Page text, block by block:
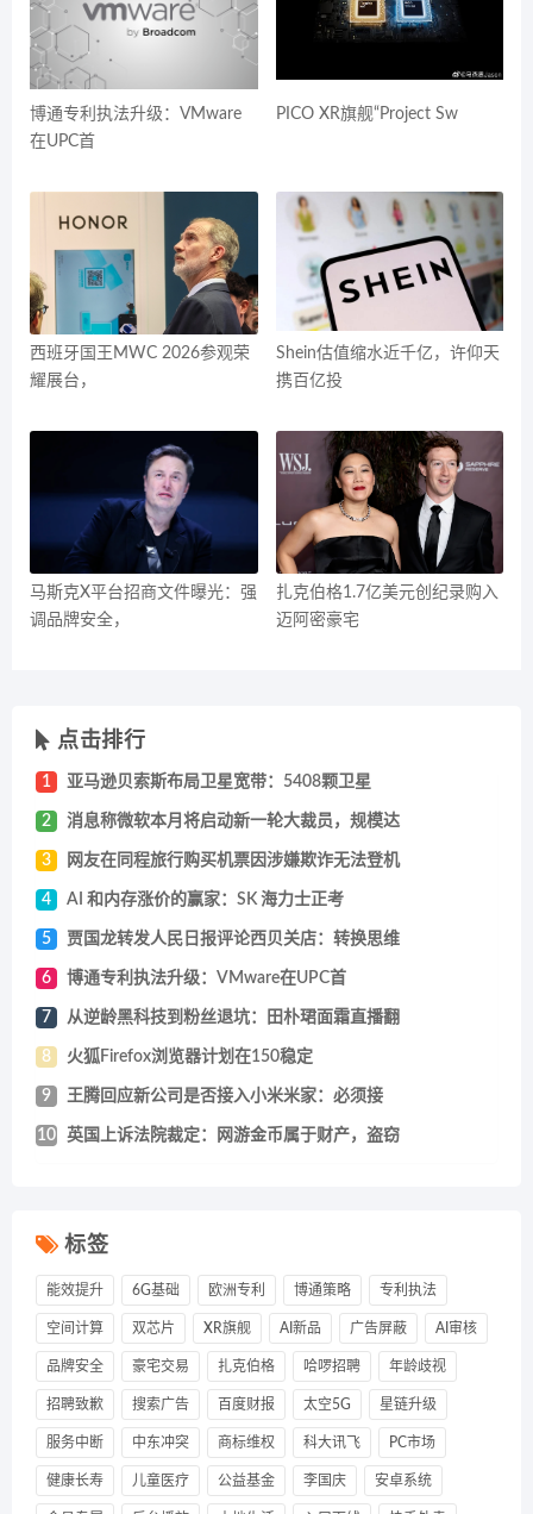
博通专利执法升级：VMware
在UPC首
PICO XR旗舰“Project Sw
西班牙国王MWC 2026参观荣
耀展台，
Shein估值缩水近千亿，许仰天
携百亿投
马斯克X平台招商文件曝光：强
调品牌安全，
扎克伯格1.7亿美元创纪录购入
迈阿密豪宅
点击排行
1 亚马逊贝索斯布局卫星宽带：5408颗卫星
2 消息称微软本月将启动新一轮大裁员，规模达
3 网友在同程旅行购买机票因涉嫌欺诈无法登机
4 AI 和内存涨价的赢家：SK 海力士正考
5 贾国龙转发人民日报评论西贝关店：转换思维
6 博通专利执法升级：VMware在UPC首
7 从逆龄黑科技到粉丝退坑：田朴珺面霜直播翻
8 火狐Firefox浏览器计划在150稳定
9 王腾回应新公司是否接入小米米家：必须接
10 英国上诉法院裁定：网游金币属于财产，盗窃
标签
能效提升 6G基础 欧洲专利 博通策略 专利执法
空间计算 双芯片 XR旗舰 AI新品 广告屏蔽 AI审核
品牌安全 豪宅交易 扎克伯格 哈啰招聘 年龄歧视
招聘致歉 搜索广告 百度财报 太空5G 星链升级
服务中断 中东冲突 商标维权 科大讯飞 PC市场
健康长寿 儿童医疗 公益基金 李国庆 安卓系统